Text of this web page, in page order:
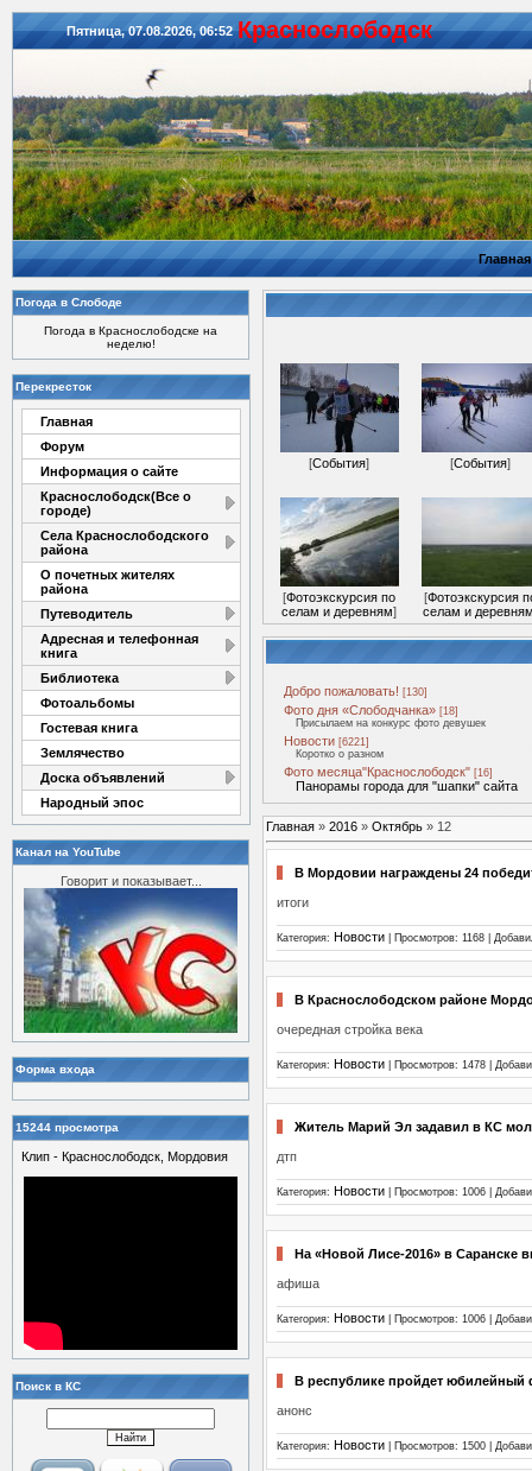
Пятница, 07.08.2026, 06:52 Красноcлободск
Главная
Погода в Слободе
Погода в Краснослободске на
неделю!
Перекресток
Главная
Форум
Информация о сайте
Краснослободск(Все о
городе)
Села Краснослободского
района
О почетных жителях
района
Путеводитель
Адресная и телефонная
книга
Библиотека
Фотоальбомы
Гостевая книга
Землячество
Доска объявлений
Народный эпос
Канал на YouTube
Говорит и показывает...
Форма входа
15244 просмотра
Клип - Краснослободск, Мордовия
Поиск в КС
[События] [События]
[Фотоэкскурсия по
селам и деревням]
[Фотоэкскурсия
селам и
Добро пожаловать! [130]
Фото дня «Слободчанка» [18]
Присылаем на конкурс фото девушек
Новости [6221]
Коротко о разном
Фото месяца"Краснослободск" [16]
Панорамы города для "шапки" сайта
Главная » 2016 » Октябрь » 12
В Мордовии награждены 24
итоги
Категория: Новости | Просмотров: 1168 |
В Краснослободском районе
очередная стройка века
Категория: Новости | Просмотров: 1478 |
Житель Марий Эл задавил в КС
дтп
Категория: Новости | Просмотров: 1006 |
На «Новой Лисе-2016» в Саранске
афиша
Категория: Новости | Просмотров: 1006 |
В республике пройдет
анонс
Категория: Новости | Просмотров: 1500 |